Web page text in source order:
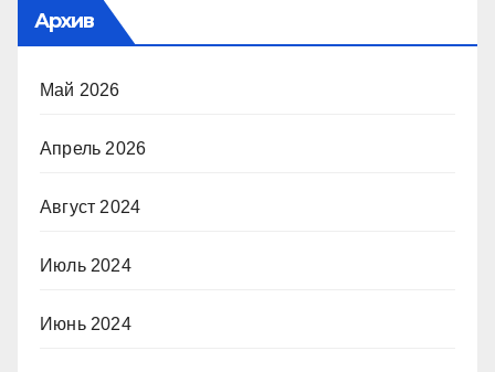
Архив
Май 2026
Апрель 2026
Август 2024
Июль 2024
Июнь 2024